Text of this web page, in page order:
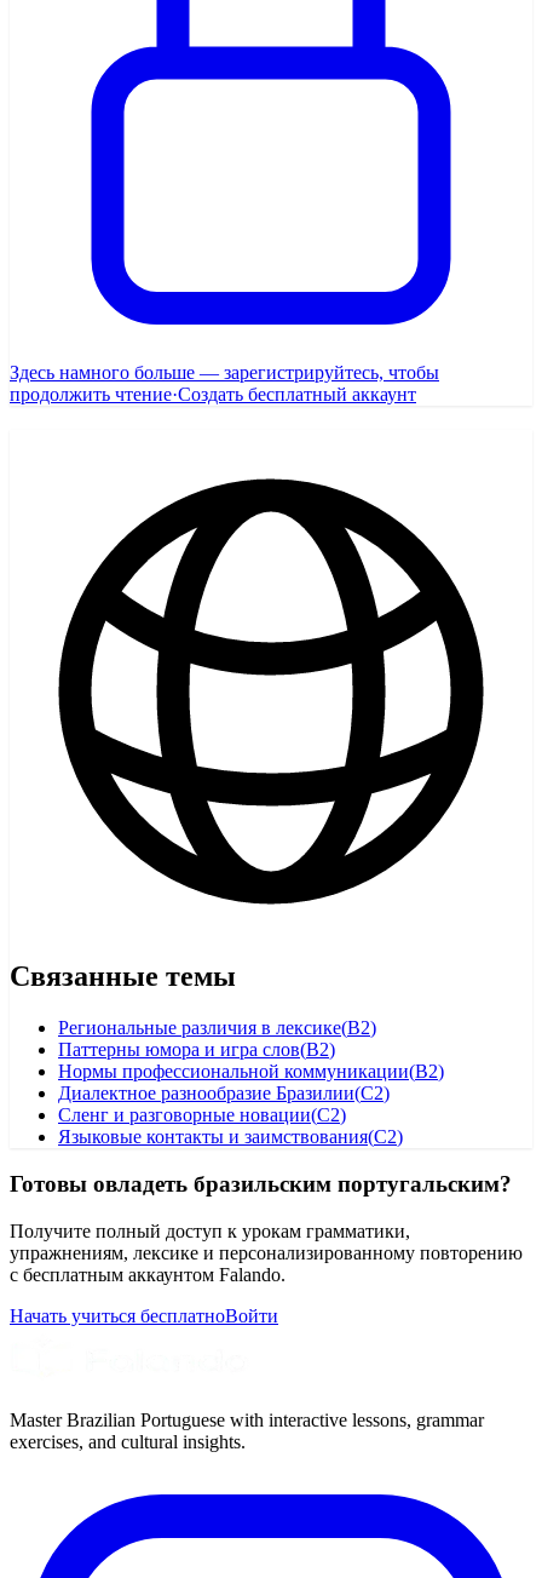
Здесь намного больше — зарегистрируйтесь, чтобы
продолжить чтение·Создать бесплатный аккаунт
Связанные темы
Региональные различия в лексике(B2)
Паттерны юмора и игра слов(B2)
Нормы профессиональной коммуникации(B2)
Диалектное разнообразие Бразилии(C2)
Сленг и разговорные новации(C2)
Языковые контакты и заимствования(C2)
Готовы овладеть бразильским португальским?
Получите полный доступ к урокам грамматики,
упражнениям, лексике и персонализированному повторению
с бесплатным аккаунтом Falando.
Начать учиться бесплатноВойти
Master Brazilian Portuguese with interactive lessons, grammar
exercises, and cultural insights.